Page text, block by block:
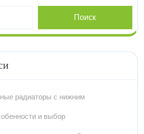
Поиск
радиаторы с нижним
и выбор